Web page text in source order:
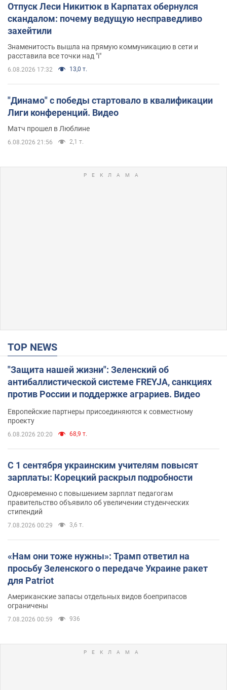
Отпуск Леси Никитюк в Карпатах обернулся
скандалом: почему ведущую несправедливо
захейтили
Знаменитость вышла на прямую коммуникацию в сети и
расставила все точки над "i"
6.08.2026 17:32 13,0 т.
"Динамо" с победы стартовало в квалификации
Лиги конференций. Видео
Матч прошел в Люблине
6.08.2026 21:56 2,1 т.
TOP NEWS
"Защита нашей жизни": Зеленский об
антибаллистической системе FREYJA, санкциях
против России и поддержке аграриев. Видео
Европейские партнеры присоединяются к совместному
проекту
6.08.2026 20:20 68,9 т.
С 1 сентября украинским учителям повысят
зарплаты: Корецкий раскрыл подробности
Одновременно с повышением зарплат педагогам
правительство объявило об увеличении студенческих
стипендий
7.08.2026 00:29 3,6 т.
«Нам они тоже нужны»: Трамп ответил на
просьбу Зеленского о передаче Украине ракет
для Patriot
Американские запасы отдельных видов боеприпасов
ограничены
7.08.2026 00:59 936